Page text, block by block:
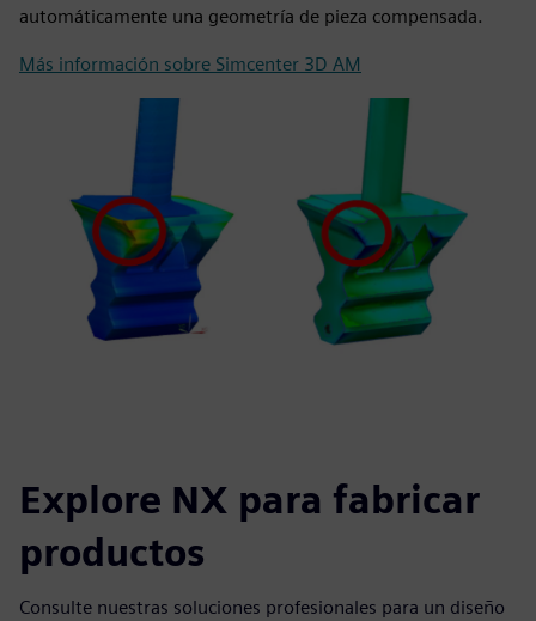
automáticamente una geometría de pieza compensada.
Más información sobre Simcenter 3D AM
Explore NX para fabricar
productos
Consulte nuestras soluciones profesionales para un diseño